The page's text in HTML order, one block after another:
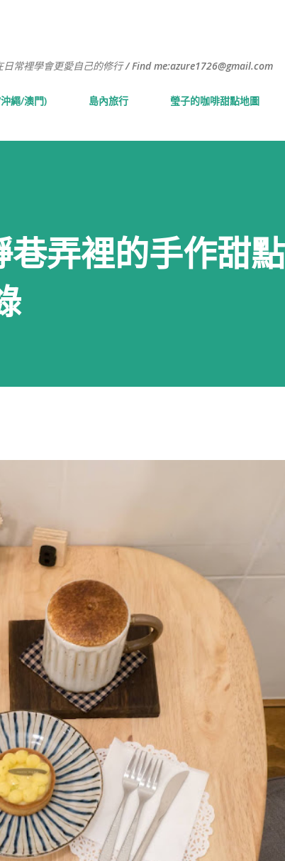
常裡學會更愛自己的修行 / Find me:azure1726@gmail.com
繩/澳門) 島內旅行 瑩子的咖啡甜點地圖
弄裡的手作甜